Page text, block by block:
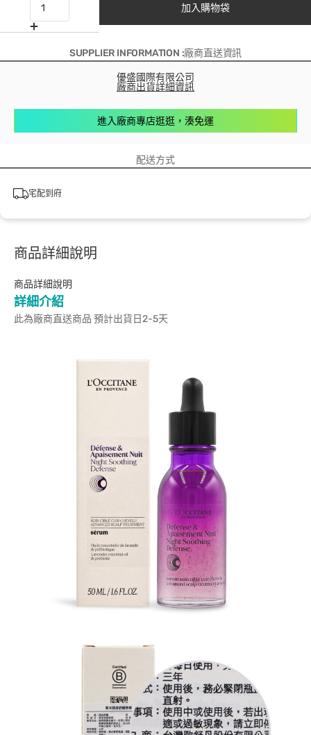
加入購物袋
SUPPLIER INFORMATION :廠商直送資訊
優盛國際有限公司
廠商出貨詳細資訊
進入廠商專店逛逛，湊免運
配送方式
宅配到府
商品詳細說明
商品詳細說明
詳細介紹
此為廠商直送商品 預計出貨日2-5天